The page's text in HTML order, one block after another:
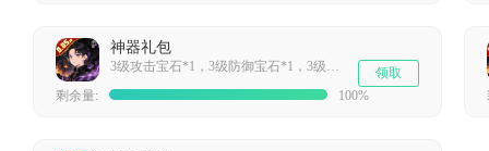
神器礼包
3级攻击宝石*1，3级防御宝石*1，3级生命宝石*1，1级强化石*10
剩余量:
100%
领取